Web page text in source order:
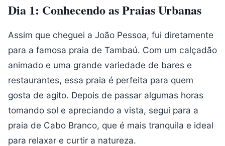
Dia 1: Conhecendo as Praias Urbanas
Assim que cheguei a João Pessoa, fui diretamente
para a famosa praia de Tambaú. Com um calçadão
animado e uma grande variedade de bares e
restaurantes, essa praia é perfeita para quem
gosta de agito. Depois de passar algumas horas
tomando sol e apreciando a vista, segui para a
praia de Cabo Branco, que é mais tranquila e ideal
para relaxar e curtir a natureza.